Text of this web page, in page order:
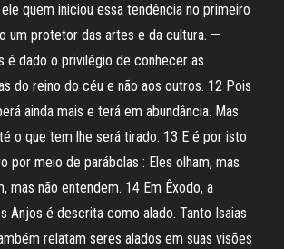
quem iniciou essa tendência no primeiro
um protetor das artes e da cultura. —
é dado o privilégio de conhecer as
do reino do céu e não aos outros. 12 Pois
ainda mais e terá em abundância. Mas
o que tem lhe será tirado. 13 E é por isto
por meio de parábolas : Eles olham, mas
mas não entendem. 14 Em Êxodo, a
Anjos é descrita como alado. Tanto Isaias
relatam seres alados em suas visões